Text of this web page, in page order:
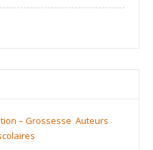
– Grossesse Auteurs